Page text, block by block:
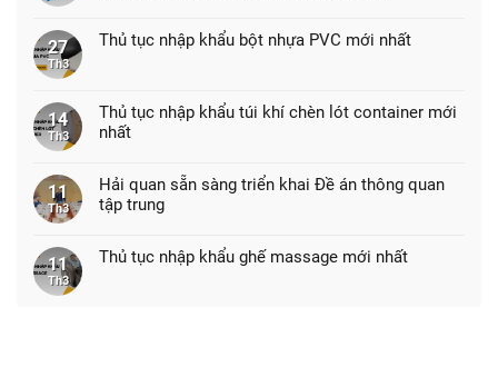
27
Th3
Thủ tục nhập khẩu bột nhựa PVC mới nhất
14
Th3
Thủ tục nhập khẩu túi khí chèn lót container mới
nhất
11
Th3
Hải quan sẵn sàng triển khai Đề án thông quan
tập trung
11
Th3
Thủ tục nhập khẩu ghế massage mới nhất